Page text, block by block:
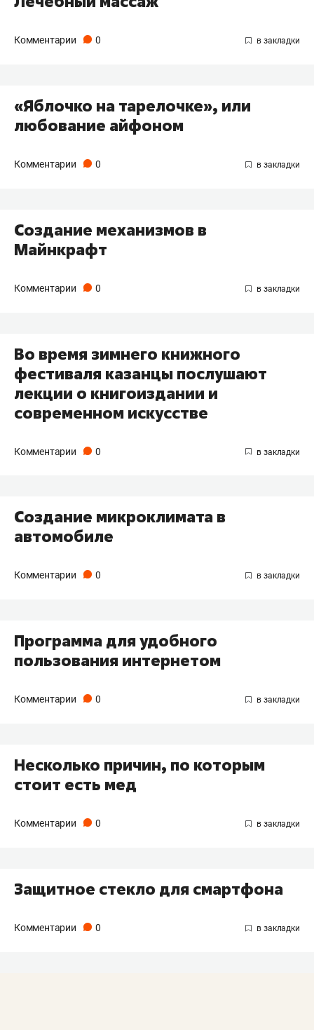
Комментарии 0
«Яблочко на тарелочке», или
любование айфоном
Комментарии 0
Создание механизмов в
Майнкрафт
Комментарии 0
Во время зимнего книжного
фестиваля казанцы послушают
лекции о книгоиздании и
современном искусстве
Комментарии 0
Создание микроклимата в
автомобиле
Комментарии 0
Программа для удобного
пользования интернетом
Комментарии 0
Несколько причин, по которым
стоит есть мед
Комментарии 0
Защитное стекло для смартфона
Комментарии 0